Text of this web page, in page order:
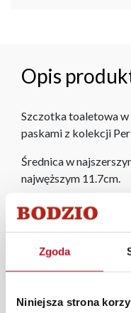
Zgoda
Niniejsza strona
Opis
Szczotka toaletowa
paskami z kolekcji
Średnica w
najwęższym 11.7cm.
W każdym z salonów
aranżacji mebli, a
przygotują
pomieszczenia wraz z
roboczych na terenie